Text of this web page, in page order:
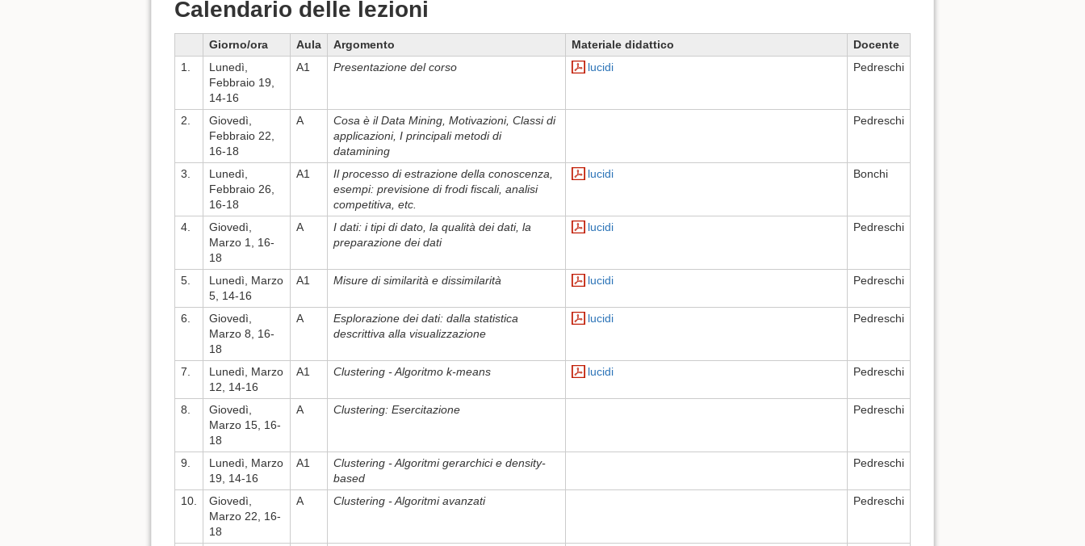
Calendario delle lezioni
Giorno/ora Aula Argomento Materiale didattico
Docente
1.
Lunedì,
Febbraio 19,
14-16
A1 Presentazione del corso lucidi Pedreschi
2.
Giovedì,
Febbraio 22,
16-18
A
Cosa è il Data Mining, Motivazioni, Classi di
applicazioni, I principali metodi di
datamining
Pedreschi
3.
Lunedì,
Febbraio 26,
16-18
A1
Il processo di estrazione della conoscenza,
esempi: previsione di frodi fiscali, analisi
competitiva, etc.
lucidi Bonchi
4.
Giovedì,
Marzo 1, 16-
18
A
I dati: i tipi di dato, la qualità dei dati, la
preparazione dei dati
lucidi Pedreschi
5.
Lunedì, Marzo
5, 14-16
A1 Misure di similarità e dissimilarità lucidi Pedreschi
6.
Giovedì,
Marzo 8, 16-
18
A
Esplorazione dei dati: dalla statistica
descrittiva alla visualizzazione
lucidi Pedreschi
7.
Lunedì, Marzo
12, 14-16
A1 Clustering - Algoritmo k-means lucidi Pedreschi
8.
Giovedì,
Marzo 15, 16-
18
A Clustering: Esercitazione Pedreschi
9.
Lunedì, Marzo
19, 14-16
A1
Clustering - Algoritmi gerarchici e density-
based
Pedreschi
10.
Giovedì,
Marzo 22, 16-
18
A Clustering - Algoritmi avanzati Pedreschi